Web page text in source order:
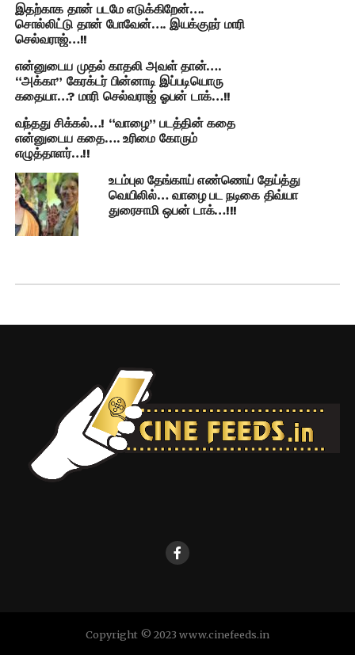
இதற்காக தான் படமே எடுக்கிறேன்….
சொல்லிட்டு தான் போவேன்…. இயக்குநர் மாரி
செல்வராஜ்…!!
என்னுடைய முதல் காதலி அவள் தான்….
“அக்கா” கேரக்டர் பின்னாடி இப்படியொரு
கதையா…? மாரி செல்வராஜ் ஓபன் டாக்…!!
வந்தது சிக்கல்…! “வாழை” படத்தின் கதை
என்னுடைய கதை…. உரிமை கோரும்
எழுத்தாளர்…!!
உடம்புல தேங்காய் எண்ணெய் தேய்த்து
வெயிலில்… வாழை பட நடிகை திவ்யா
துரைசாமி ஒபன் டாக்…!!!
Copyright © 2023 www.cinefeeds.in